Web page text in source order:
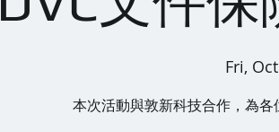
Fri,
本次活動與敦新科技合作，為